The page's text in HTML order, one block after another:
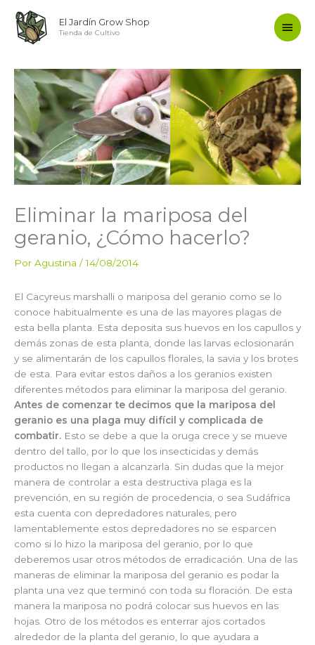
contenido
El Jardín Grow Shop
Tienda de Cultivo
Eliminar la mariposa del
geranio, ¿Cómo hacerlo?
Por Agustina /14/08/2014
El Cacyreus marshalli o mariposa del geranio como se lo
conoce habitualmente es una de las mayores plagas de
esta bella planta. Esta deposita sus huevos en los capullos y
demás zonas de esta planta, donde las larvas eclosionarán
y se alimentarán de los capullos florales, la savia y los brotes
de esta. Para evitar estos daños a los geranios existen
diferentes métodos para eliminar la mariposa del geranio.
Antes de comenzar te decimos que la mariposa del
geranio es una plaga muy difícil y complicada de
combatir. Esto se debe a que la oruga crece y se mueve
dentro del tallo, por lo que los insecticidas y demás
productos no llegan a alcanzarla. Sin dudas que la mejor
manera de controlar a esta destructiva plaga es la
prevención, en su región de procedencia, o sea Sudáfrica
esta cuenta con depredadores naturales, pero
lamentablemente estos depredadores no se esparcen
como si lo hizo la mariposa del geranio, por lo que
deberemos usar otros métodos de erradicación. Una de las
maneras de eliminar la mariposa del geranio es podar la
planta una vez que terminó con toda su floración. De esta
manera la mariposa no podrá colocar sus huevos en las
hojas. Otro de los métodos es enterrar ajos cortados
alrededor de la planta del geranio, lo que ayudara a